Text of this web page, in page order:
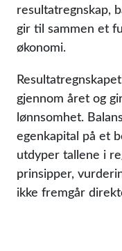
resultatregnskap,
gir til sammen et
økonomi.
gjennom året og
lønnsomhet.
egenkapital på et
utdyper tallene i
prinsipper,
ikke fremgår